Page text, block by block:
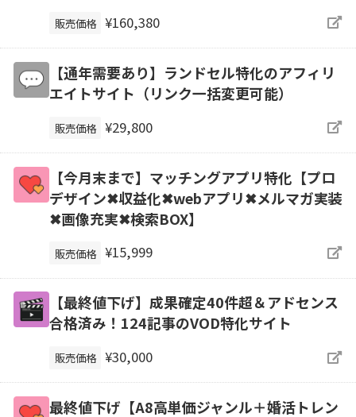
販売価格 ¥160,380
【通年需要あり】ランドセル特化のアフィリ
エイトサイト（リンク一括変更可能）
販売価格 ¥29,800
【今月末まで】マッチングアプリ特化【プロ
デザイン✖収益化✖webアプリ✖メルマガ実装
✖画像充実✖検索BOX】
販売価格 ¥15,999
【最終値下げ】成果確定40件超＆アドセンス
合格済み！124記事のVOD特化サイト
販売価格 ¥30,000
最終値下げ【A8高単価ジャンル＋婚活トレン